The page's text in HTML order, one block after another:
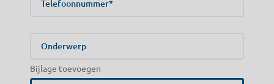
Bijlage toevoegen